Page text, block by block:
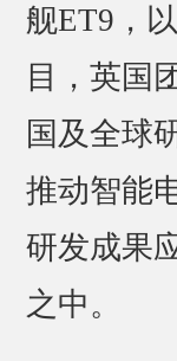
舰ET9，
目，英国
国及全球
推动智能
研发成果
之中。